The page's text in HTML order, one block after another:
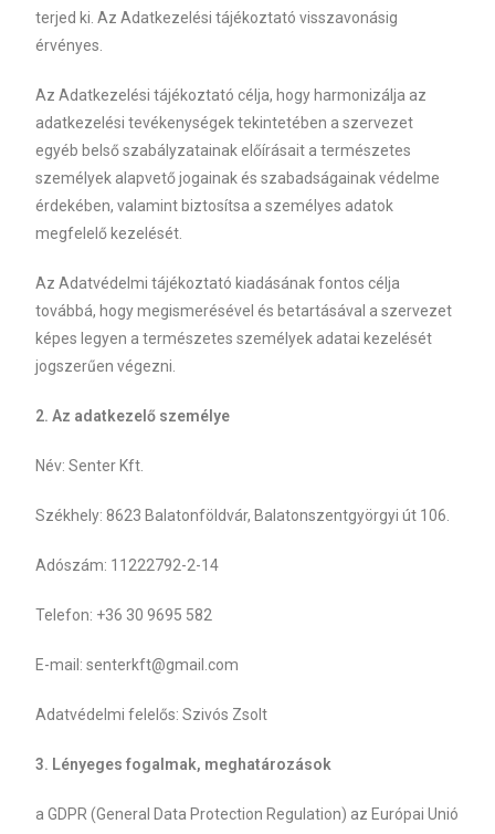
terjed ki. Az Adatkezelési tájékoztató visszavonásig
érvényes.
Az Adatkezelési tájékoztató célja, hogy harmonizálja az
adatkezelési tevékenységek tekintetében a szervezet
egyéb belső szabályzatainak előírásait a természetes
személyek alapvető jogainak és szabadságainak védelme
érdekében, valamint biztosítsa a személyes adatok
megfelelő kezelését.
Az Adatvédelmi tájékoztató kiadásának fontos célja
továbbá, hogy megismerésével és betartásával a szervezet
képes legyen a természetes személyek adatai kezelését
jogszerűen végezni.
2. Az adatkezelő személye
Név: Senter Kft.
Székhely: 8623 Balatonföldvár, Balatonszentgyörgyi út 106.
Adószám: 11222792-2-14
Telefon: +36 30 9695 582
E-mail: senterkft@gmail.com
Adatvédelmi felelős: Szivós Zsolt
3. Lényeges fogalmak, meghatározások
a GDPR (General Data Protection Regulation) az Európai Unió